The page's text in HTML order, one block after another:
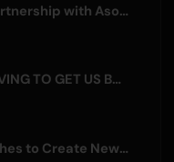
Kizuna AI Deepens Partnership with Asobisystem Ahead of 10th Anniversary World Tour
EMNW Premieres 'LOVING TO GET US BY' Music Video on August 7
Synxro Project Launches to Create New IP from Fictional Anime Openings